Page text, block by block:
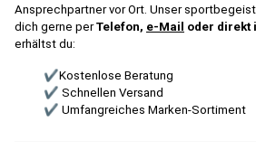
Ansprechpartner vor Ort. Unser
dich gerne perTelefon, e-Mail oder direkt
erhältst du:
✔Kostenlose Beratung
✔ Schnellen Versand
✔ Umfangreiches Marken-Sortiment